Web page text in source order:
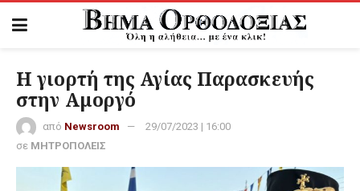
Η γιορτή της Αγίας Παρασκευής
στην Αμοργό
από Newsroom
29/07/2023 | 16:00
σε ΜΗΤΡΟΠΟΛΕΙΣ